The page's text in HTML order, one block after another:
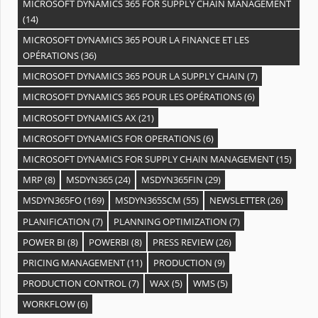
MICROSOFT DYNAMICS 365 FOR SUPPLY CHAIN MANAGEMENT
(14)
MICROSOFT DYNAMICS 365 POUR LA FINANCE ET LES
OPÉRATIONS(36)
MICROSOFT DYNAMICS 365 POUR LA SUPPLY CHAIN (7)
MICROSOFT DYNAMICS 365 POUR LES OPÉRATIONS(6)
MICROSOFT DYNAMICS AX (21)
MICROSOFT DYNAMICS FOR OPERATIONS(6)
MICROSOFT DYNAMICS FOR SUPPLY CHAIN MANAGEMENT(15)
MRP (8) MSDYN365(24) MSDYN365FIN (29)
MSDYN365FO(169) MSDYN365SCM (55) NEWSLETTER(26)
PLANIFICATION (7) PLANNING OPTIMIZATION (7)
POWER BI (8) POWERBI (8) PRESS REVIEW(26)
PRICING MANAGEMENT(11) PRODUCTION (9)
PRODUCTION CONTROL(7) WAX(5) WMS(5)
WORKFLOW(6)